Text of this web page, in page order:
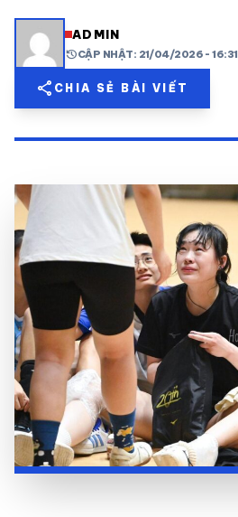
share mailADMIN
historyCẬP NHẬT: 21/04/2026 - 16:31
share CHIA SẺ BÀI VIẾT